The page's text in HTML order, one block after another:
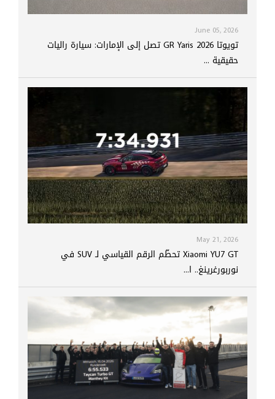
June 05, 2026
تويوتا GR Yaris 2026 تصل إلى الإمارات: سيارة راليات
حقيقية ...
May 21, 2026
Xiaomi YU7 GT تحطّم الرقم القياسي لـ SUV في
نوربورغرينغ.. ا...